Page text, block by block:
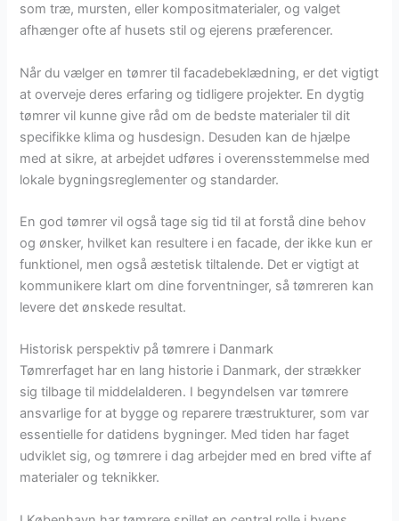
som træ, mursten, eller kompositmaterialer, og valget
afhænger ofte af husets stil og ejerens præferencer.
Når du vælger en tømrer til facadebeklædning, er det vigtigt
at overveje deres erfaring og tidligere projekter. En dygtig
tømrer vil kunne give råd om de bedste materialer til dit
specifikke klima og husdesign. Desuden kan de hjælpe
med at sikre, at arbejdet udføres i overensstemmelse med
lokale bygningsreglementer og standarder.
En god tømrer vil også tage sig tid til at forstå dine behov
og ønsker, hvilket kan resultere i en facade, der ikke kun er
funktionel, men også æstetisk tiltalende. Det er vigtigt at
kommunikere klart om dine forventninger, så tømreren kan
levere det ønskede resultat.
Historisk perspektiv på tømrere i Danmark
Tømrerfaget har en lang historie i Danmark, der strækker
sig tilbage til middelalderen. I begyndelsen var tømrere
ansvarlige for at bygge og reparere træstrukturer, som var
essentielle for datidens bygninger. Med tiden har faget
udviklet sig, og tømrere i dag arbejder med en bred vifte af
materialer og teknikker.